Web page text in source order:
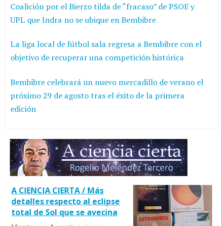
Coalición por el Bierzo tilda de “fracaso” de PSOE y
UPL que Indra no se ubique en Bembibre
La liga local de fútbol sala regresa a Bembibre con el
objetivo de recuperar una competición histórica
Bembibre celebrará un nuevo mercadillo de verano el
próximo 29 de agosto tras el éxito de la primera
edición
A CIENCIA CIERTA / Más
detalles respecto al eclipse
total de Sol que se avecina